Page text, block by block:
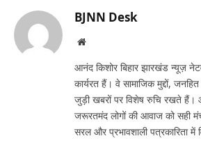
BJNN Desk
Website
आनंद किशोर बिहार झारखंड न्यूज़
कार्यरत हैं। वे सामाजिक मुद्दों,
जुड़ी खबरों पर विशेष रुचि रखते हैं।
जरूरतमंद लोगों की आवाज को सही
सरल और प्रभावशाली पत्रकारिता में